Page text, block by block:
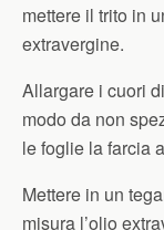
mettere il trito in
extravergine.
Allargare i cuori
modo da non
le foglie la farcia
Mettere in un
misura l’olio